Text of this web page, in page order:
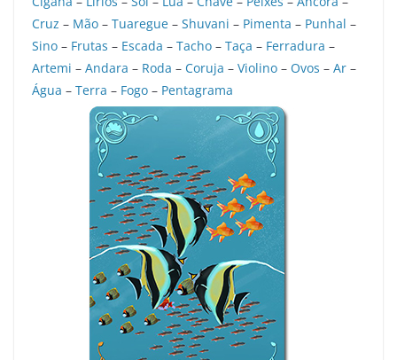
Cruz – Mão – Tuaregue – Shuvani – Pimenta – Punhal –
Sino – Frutas – Escada – Tacho – Taça – Ferradura –
Artemi – Andara – Roda – Coruja – Violino – Ovos – Ar –
Água – Terra – Fogo – Pentagrama